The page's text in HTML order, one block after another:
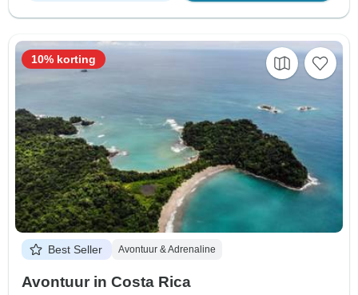
Best Seller Avontuur & Adrenaline
Avontuur in Costa Rica
10% korting